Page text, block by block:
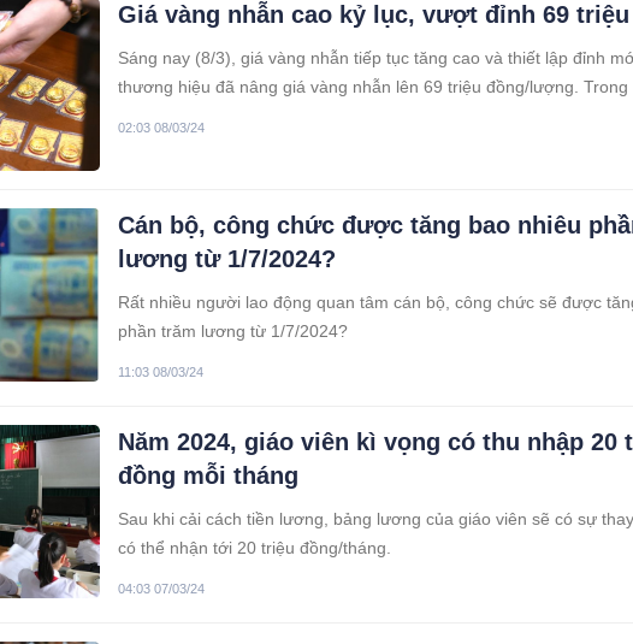
Giá vàng nhẫn cao kỷ lục, vượt đỉnh 69
Sáng nay (8/3), giá vàng nhẫn tiếp tục tăng cao và thiết lập đỉnh
thương hiệu đã nâng giá vàng nhẫn lên 69 triệu đồng/lượng. Trong
02:03 08/03/24
Cán bộ, công chức được tăng bao nhiêu
lương từ 1/7/2024?
Rất nhiều người lao động quan tâm cán bộ, công chức sẽ được
phần trăm lương từ 1/7/2024?
11:03 08/03/24
Năm 2024, giáo viên kì vọng có thu nhập 20
đồng mỗi tháng
Sau khi cải cách tiền lương, bảng lương của giáo viên sẽ có sự
có thể nhận tới 20 triệu đồng/tháng.
04:03 07/03/24